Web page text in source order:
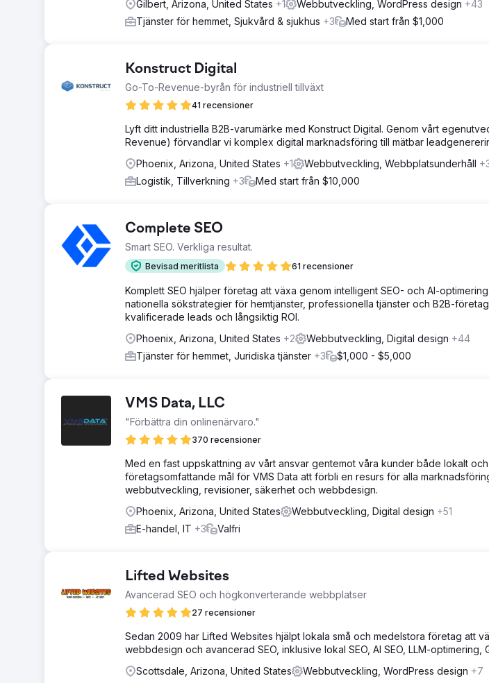
Gilbert, Arizona, United States +1 Webbutveckling, WordPress design +43
Tjänster för hemmet, Sjukvård & sjukhus +3 Med start från $1,000
Konstruct Digital
Go-To-Revenue-byrån för industriell tillväxt
41 recensioner
Lyft ditt industriella B2B-varumärke med Konstruct Digital. Genom vårt
Revenue) förvandlar vi komplex digital marknadsföring till mätbar
Phoenix, Arizona, United States +1 Webbutveckling, Webbplatsunderhåll
Logistik, Tillverkning +3 Med start från $10,000
Complete SEO
Smart SEO. Verkliga resultat.
Bevisad meritlista 61 recensioner
Komplett SEO hjälper företag att växa genom intelligent SEO- och AI-
nationella sökstrategier för hemtjänster, professionella tjänster och B2B-
kvalificerade leads och långsiktig ROI.
Phoenix, Arizona, United States +2 Webbutveckling, Digital design +44
Tjänster för hemmet, Juridiska tjänster +3 $1,000 - $5,000
VMS Data, LLC
"Förbättra din onlinenärvaro."
370 recensioner
Med en fast uppskattning av vårt ansvar gentemot våra kunder både lokalt
företagsomfattande mål för VMS Data att förbli en resurs för alla
webbutveckling, revisioner, säkerhet och webbdesign.
Phoenix, Arizona, United States
Webbutveckling, Digital design +51
E-handel, IT +3 Valfri
Lifted Websites
Avancerad SEO och högkonverterande webbplatser
27 recensioner
Sedan 2009 har Lifted Websites hjälpt lokala små och medelstora företag att
webbdesign och avancerad SEO, inklusive lokal SEO, AI SEO, LLM-optimering,
Scottsdale, Arizona, United States
Webbutveckling, WordPress design +7